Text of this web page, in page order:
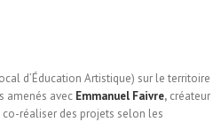
d’Éducation Artistique) sur le territoire
amenés avec Emmanuel Faivre, créateur
réaliser des projets selon les